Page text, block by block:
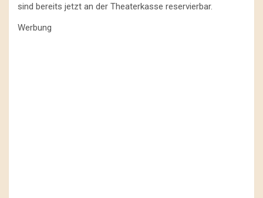
sind bereits jetzt an der Theaterkasse reservierbar.
Werbung